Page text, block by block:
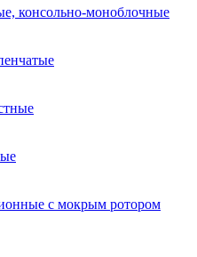
консольно-моноблочные
с мокрым ротором